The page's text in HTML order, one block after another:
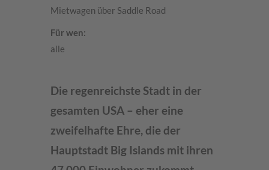
Mietwagen über Saddle Road
Für wen:
alle
Die regenreichste Stadt in der
gesamten USA – eher eine
zweifelhafte Ehre, die der
Hauptstadt Big Islands mit ihren